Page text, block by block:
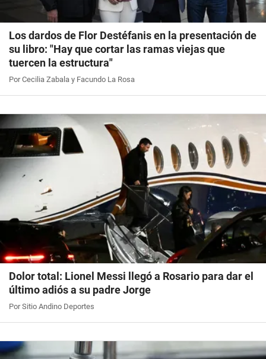
Los dardos de Flor Destéfanis en la presentación de
su libro: "Hay que cortar las ramas viejas que
tuercen la estructura"
Por Cecilia Zabala y Facundo La Rosa
Dolor total: Lionel Messi llegó a Rosario para dar el
último adiós a su padre Jorge
Por Sitio Andino Deportes